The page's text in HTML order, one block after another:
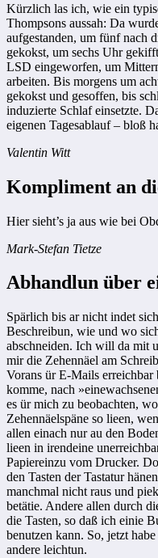
Kürzlich las ich, wie ein
Thompsons aussah: Da
aufgestanden, um fünf nach
gekokst, um sechs Uhr
LSD eingeworfen, um
arbeiten. Bis morgens um
gekokst und gesoffen, bis
induzierte Schlaf einsetzte.
eigenen Tagesablauf – bloß
Valentin Witt
Kompliment an
Hier sieht’s ja aus wie bei
Mark-Stefan Tietze
Abhandlun über
Spärlich bis ar nicht indet
Beschreibun, wie und wo
abschneiden. Ich will da mit
mir die Zehennäel am
Vorans ür E-Mails erreichbar
komme, nach
es ür mich zu beobachten,
Zehennäelspäne so lieen,
allen einach nur au den
lieen in irendeine
Papiereinzu vom Drucker.
den Tasten der Tastatur
manchmal nicht raus und
betätie. Andere allen durch
die Tasten, so daß ich einie
benutzen kann. So, jetzt
andere leichtun.